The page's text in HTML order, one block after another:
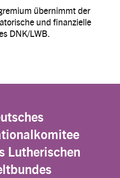
übernimmt der
und finanzielle
DNK/LWB.
Lutherischen